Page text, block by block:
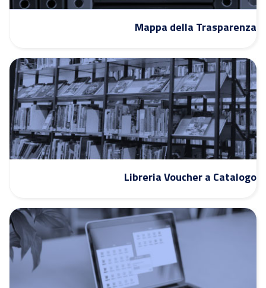
Mappa della Trasparenza
Libreria Voucher a Catalogo